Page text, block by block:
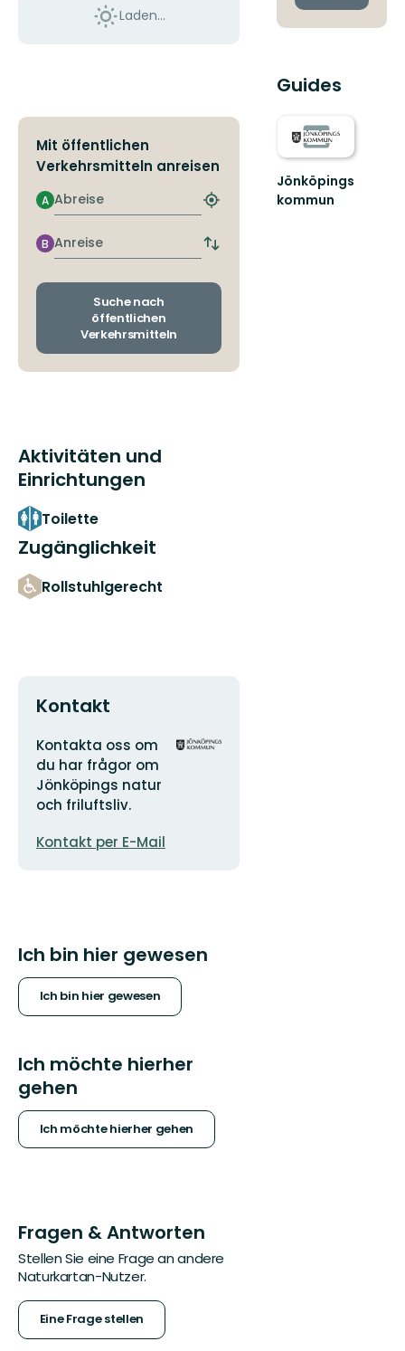
Laden...
Mit öffentlichen
Verkehrsmitteln anreisen
Abreise
A
Nächstgelegene
finden
Anreise
B
Abfahrts-
Ankunftshaltestellen
Suche nach
öffentlichen
Verkehrsmitteln
Aktivitäten und
Einrichtungen
Toilette
Zugänglichkeit
Rollstuhlgerecht
Kontakt
Adresse
Kontakta oss om
du har frågor om
Jönköpings natur
och friluftsliv.
Mail-
Kontakt per E-Mail
Logotyp
Ich bin hier gewesen
Ich bin hier gewesen
Ich möchte hierher
gehen
Ich möchte hierher gehen
Fragen & Antworten
Stellen Sie eine Frage an andere
Naturkartan-Nutzer.
Eine Frage stellen
Guides
Jönköpings
kommun